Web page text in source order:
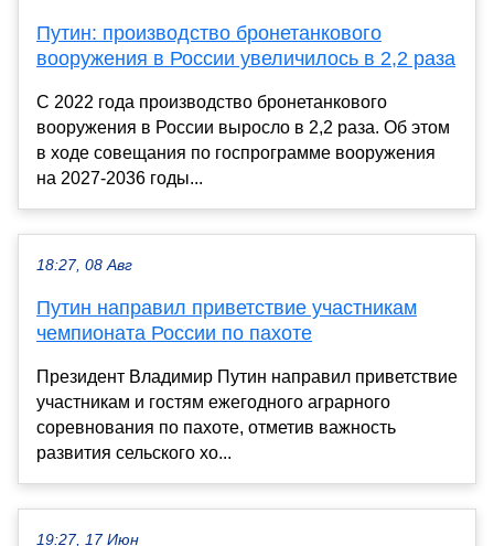
Путин: производство бронетанкового
вооружения в России увеличилось в 2,2 раза
С 2022 года производство бронетанкового
вооружения в России выросло в 2,2 раза. Об этом
в ходе совещания по госпрограмме вооружения
на 2027-2036 годы...
18:27, 08 Авг
Путин направил приветствие участникам
чемпионата России по пахоте
Президент Владимир Путин направил приветствие
участникам и гостям ежегодного аграрного
соревнования по пахоте, отметив важность
развития сельского хо...
19:27, 17 Июн